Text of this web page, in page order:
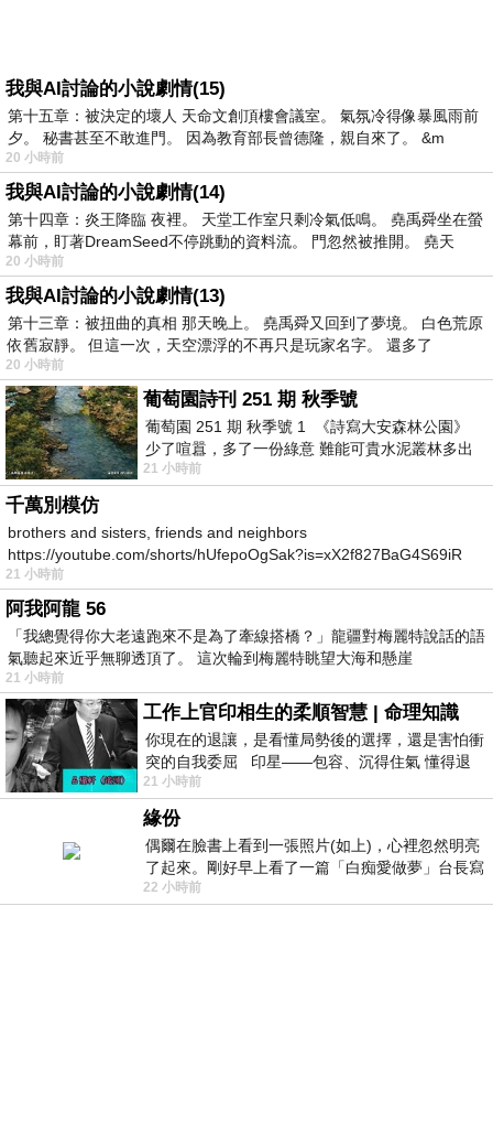
我與AI討論的小說劇情(15)
第十五章：被決定的壞人 天命文創頂樓會議室。 氣氛冷得像暴風雨前
夕。 秘書甚至不敢進門。 因為教育部長曾德隆，親自來了。 &m
20 小時前
我與AI討論的小說劇情(14)
第十四章：炎王降臨 夜裡。 天堂工作室只剩冷氣低鳴。 堯禹舜坐在螢
幕前，盯著DreamSeed不停跳動的資料流。 門忽然被推開。 堯天
20 小時前
我與AI討論的小說劇情(13)
第十三章：被扭曲的真相 那天晚上。 堯禹舜又回到了夢境。 白色荒原
依舊寂靜。 但這一次，天空漂浮的不再只是玩家名字。 還多了
20 小時前
葡萄園詩刊 251 期 秋季號
葡萄園 251 期 秋季號 1 《詩寫大安森林公園》
少了喧囂，多了一份綠意 難能可貴水泥叢林多出
一
21 小時前
千萬別模仿
brothers and sisters, friends and neighbors
https://youtube.com/shorts/hUfepoOgSak?is=xX2f827BaG4S69iR
https
21 小時前
阿我阿龍 56
「我總覺得你大老遠跑來不是為了牽線搭橋？」龍疆對梅麗特說話的語
氣聽起來近乎無聊透頂了。 這次輪到梅麗特眺望大海和懸崖
21 小時前
工作上官印相生的柔順智慧 | 命理知識
你現在的退讓，是看懂局勢後的選擇，還是害怕衝
突的自我委屈 印星——包容、沉得住氣 懂得退
一步觀察，不會
21 小時前
緣份
偶爾在臉書上看到一張照片(如上)，心裡忽然明亮
了起來。剛好早上看了一篇「白痴愛做夢」台長寫
的貼文，在回顧年輕時瘋狂愛上
22 小時前